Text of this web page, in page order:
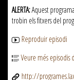
ALERTA:Aquest
trobin els fitxers del
Reproduir episodi
Veure més episodis
http://